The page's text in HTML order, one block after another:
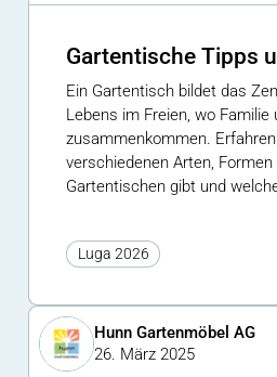
Gartentische Tipps
Ein Gartentisch bildet das
Lebens im Freien, wo Familie
zusammenkommen.
verschiedenen Arten,
Gartentischen gibt und
Luga 2026
Hunn Gartenmöbel AG
26. März 2025